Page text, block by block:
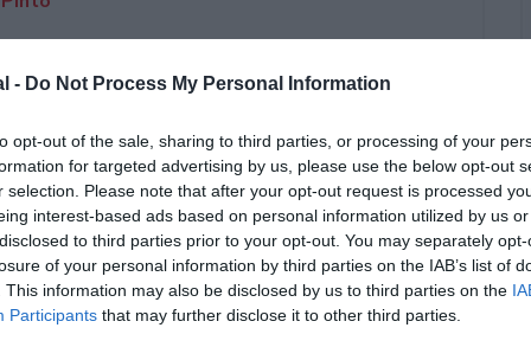
- Do Not Process My Personal Information
opt-out of the sale, sharing to third parties, or processing of your
for targeted advertising by us, please use the below opt-out
selection. Please note that after your opt-out request is processed
interest-based ads based on personal information utilized by us
to third parties prior to your opt-out. You may separately
of your personal information by third parties on the IAB’s list of
This information may also be disclosed by us to third parties on the
Participants that may further disclose it to other third parties.
03 gennaio 2022